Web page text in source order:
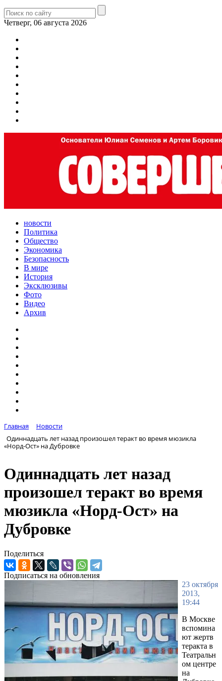
Четверг, 06 августа 2026
новости
Политика
Общество
Экономика
Безопасность
В мире
История
Эксклюзивы
Фото
Видео
Архив
Главная
Новости
Одиннадцать лет назад произошел теракт во время мюзикла
«Норд-Ост» на Дубровке
Одиннадцать лет назад
произошел теракт во время
мюзикла «Норд-Ост» на
Дубровке
Поделиться
Подписаться на обновления
23 октября
2013,
19:44
В Москве
вспомина
ют жертв
теракта в
Театральн
ом центре
на